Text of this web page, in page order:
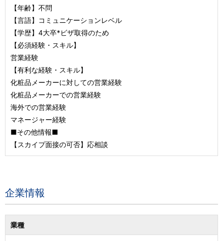
【年齢】不問
【言語】コミュニケーションレベル
【学歴】4大卒*ビザ取得のため
【必須経験・スキル】
営業経験
【有利な経験・スキル】
化粧品メーカーに対しての営業経験
化粧品メーカーでの営業経験
海外での営業経験
マネージャー経験
■その他情報■
【スカイプ面接の可否】応相談
企業情報
業種